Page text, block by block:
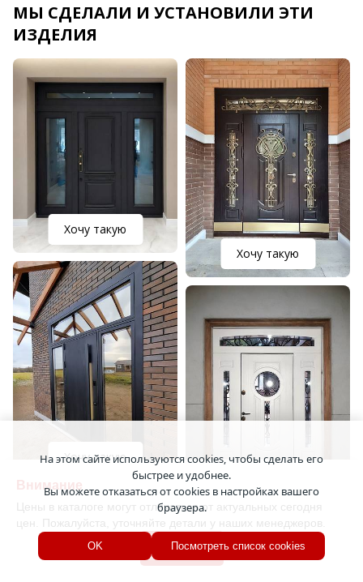
Внимание
Цены в каталоге могут отличаться от актуальных сегодня
цен. Пожалуйста, уточняйте детали у наших менеджеров.
Хорошо
МЫ СДЕЛАЛИ И УСТАНОВИЛИ ЭТИ
ИЗДЕЛИЯ
Хочу такую
Хочу такую
Хочу такую
На этом сайте используются cookies, чтобы сделать его
быстрее и удобнее.
Вы можете отказаться от cookies в настройках вашего
браузера.
OK Посмотреть список cookies